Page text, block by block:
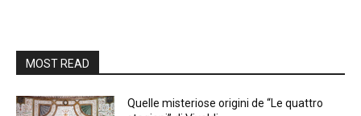
MOST READ
Quelle misteriose origini de “Le quattro